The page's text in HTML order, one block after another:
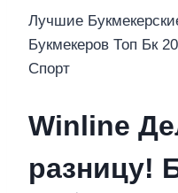
Лучшие
Букмекеров Топ Бк
Спорт
Winline
разницу!